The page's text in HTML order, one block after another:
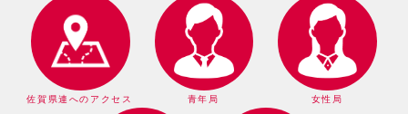
佐賀県連へのアクセス 青年局 女性局